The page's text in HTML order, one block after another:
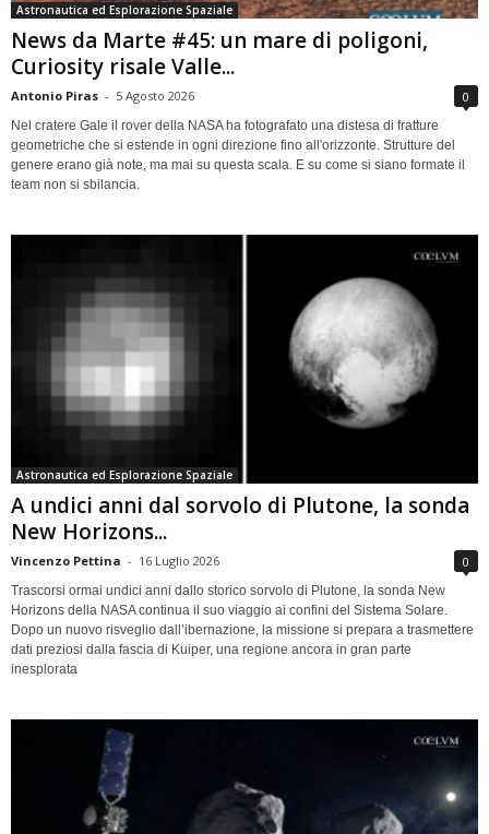
Astronautica ed Esplorazione Spaziale
News da Marte #45: un mare di poligoni,
Curiosity risale Valle...
Antonio Piras - 5 Agosto 2026 0
Nel cratere Gale il rover della NASA ha fotografato una distesa di fratture
geometriche che si estende in ogni direzione fino all'orizzonte. Strutture del
genere erano già note, ma mai su questa scala. E su come si siano formate il
team non si sbilancia.
Astronautica ed Esplorazione Spaziale
A undici anni dal sorvolo di Plutone, la sonda
New Horizons...
Vincenzo Pettina - 16 Luglio 2026 0
Trascorsi ormai undici anni dallo storico sorvolo di Plutone, la sonda New
Horizons della NASA continua il suo viaggio ai confini del Sistema Solare.
Dopo un nuovo risveglio dall’ibernazione, la missione si prepara a trasmettere
dati preziosi dalla fascia di Kuiper, una regione ancora in gran parte
inesplorata